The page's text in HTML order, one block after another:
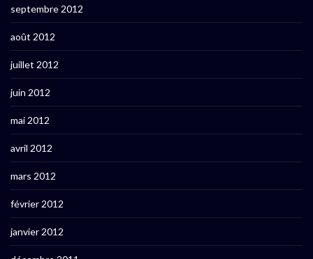
septembre 2012
août 2012
juillet 2012
juin 2012
mai 2012
avril 2012
mars 2012
février 2012
janvier 2012